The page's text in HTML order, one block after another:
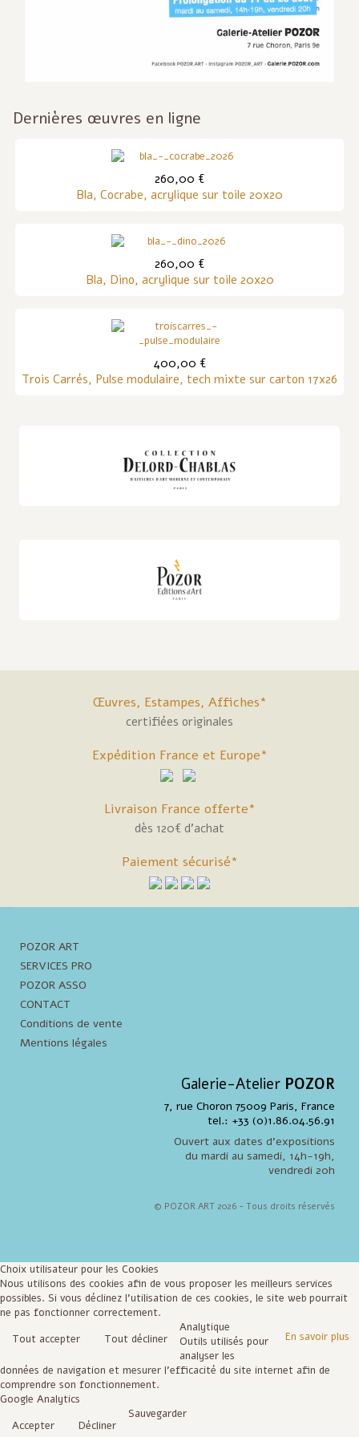
Dernières œuvres en ligne
260,00 €
Bla, Cocrabe, acrylique sur toile 20x20
260,00 €
Bla, Dino, acrylique sur toile 20x20
400,00 €
Trois Carrés, Pulse modulaire, tech mixte sur carton 17x26
Œuvres, Estampes, Affiches*
certifiées originales
Expédition France et Europe*
Livraison France offerte*
dès 120€ d'achat
Paiement sécurisé*
POZOR ART
SERVICES PRO
POZOR ASSO
CONTACT
Conditions de vente
Mentions légales
Galerie-Atelier POZOR
7, rue Choron 75009 Paris, France
tel.: +33 (0)1.86.04.56.91
Ouvert aux dates d'expositions
du mardi au samedi, 14h-19h,
vendredi 20h
© POZOR ART 2026 - Tous droits réservés
Choix utilisateur pour les Cookies
Nous utilisons des cookies afin de vous proposer les meilleurs services
possibles. Si vous déclinez l'utilisation de ces cookies, le site web pourrait
ne pas fonctionner correctement.
Tout accepter
Tout décliner En savoir plus
Analytique
Outils utilisés pour
analyser les
données de navigation et mesurer l'efficacité du site internet afin de
comprendre son fonctionnement.
Google Analytics
Accepter
Décliner
Sauvegarder